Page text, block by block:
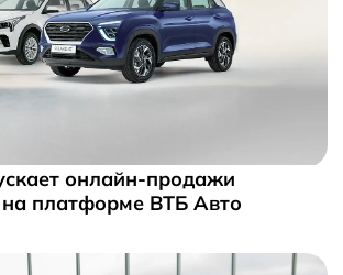
онлайн-продажи
платформе ВТБ Авто